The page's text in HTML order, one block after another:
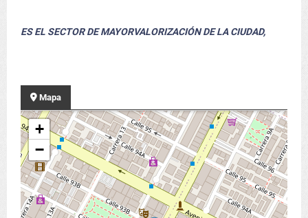
ES EL SECTOR DE MAYORVALORIZACIÓN DE LA CIUDAD,
Mapa
+
−